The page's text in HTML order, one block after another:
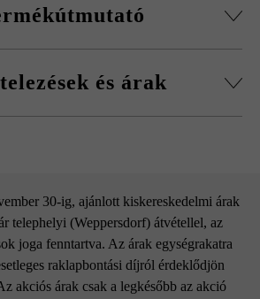
és árak
30-ig, ajánlott kiskereskedelmi árak
telephelyi (Weppersdorf) átvétellel, az
joga fenntartva. Az árak egységrakatra
raklapbontási díjról érdeklődjön
akciós árak csak a legkésőbb az akció